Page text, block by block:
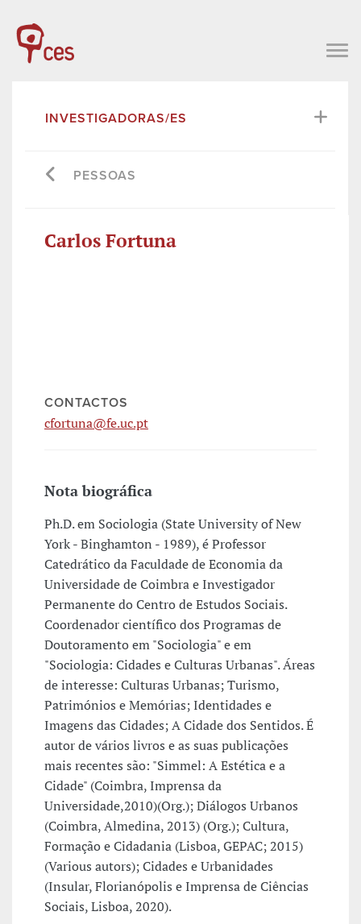
INVESTIGADORAS/ES
PESSOAS
Carlos Fortuna
CONTACTOS
cfortuna@fe.uc.pt
Nota biográfica
Ph.D. em Sociologia (State University of New
York - Binghamton - 1989), é Professor
Catedrático da Faculdade de Economia da
Universidade de Coimbra e Investigador
Permanente do Centro de Estudos Sociais.
Coordenador científico dos Programas de
Doutoramento em "Sociologia" e em
"Sociologia: Cidades e Culturas Urbanas". Áreas
de interesse: Culturas Urbanas; Turismo,
Patrimónios e Memórias; Identidades e
Imagens das Cidades; A Cidade dos Sentidos. É
autor de vários livros e as suas publicações
mais recentes são: "Simmel: A Estética e a
Cidade" (Coimbra, Imprensa da
Universidade,2010)(Org.); Diálogos Urbanos
(Coimbra, Almedina, 2013) (Org.); Cultura,
Formação e Cidadania (Lisboa, GEPAC; 2015)
(Various autors); Cidades e Urbanidades
(Insular, Florianópolis e Imprensa de Ciências
Sociais, Lisboa, 2020).